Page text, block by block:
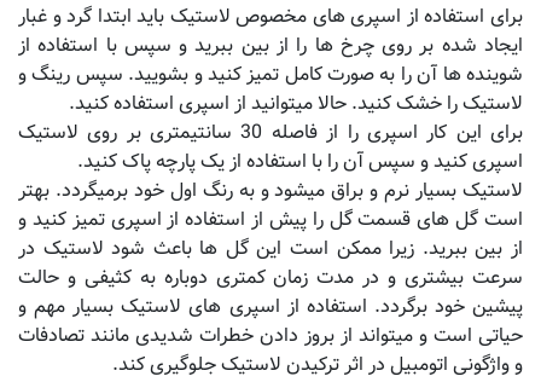
برای استفاده از اسپری های مخصوص لاستیک باید ابتدا گرد و غبار
ایجاد شده بر روی چرخ ها را از بین ببرید و سپس با استفاده از
شوینده ها آن را به صورت کامل تمیز کنید و بشویید. سپس رینگ و
لاستیک را خشک کنید. حالا میتوانید از اسپری استفاده کنید.
برای این کار اسپری را از فاصله 30 سانتیمتری بر روی لاستیک
اسپری کنید و سپس آن را با استفاده از یک پارچه پاک کنید.
لاستیک بسیار نرم و براق میشود و به رنگ اول خود برمیگردد. بهتر
است گل های قسمت گل را پیش از استفاده از اسپری تمیز کنید و
از بین ببرید. زیرا ممکن است این گل ها باعث شود لاستیک در
سرعت بیشتری و در مدت زمان کمتری دوباره به کثیفی و حالت
پیشین خود برگردد. استفاده از اسپری های لاستیک بسیار مهم و
حیاتی است و میتواند از بروز دادن خطرات شدیدی مانند تصادفات
و واژگونی اتومبیل در اثر ترکیدن لاستیک جلوگیری کند.